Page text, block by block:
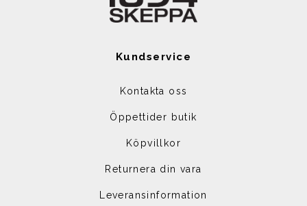
Kundservice
Kontakta oss
Öppettider butik
Köpvillkor
Returnera din vara
Leveransinformation